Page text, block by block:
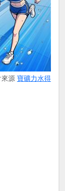
來源 寶礦力水得